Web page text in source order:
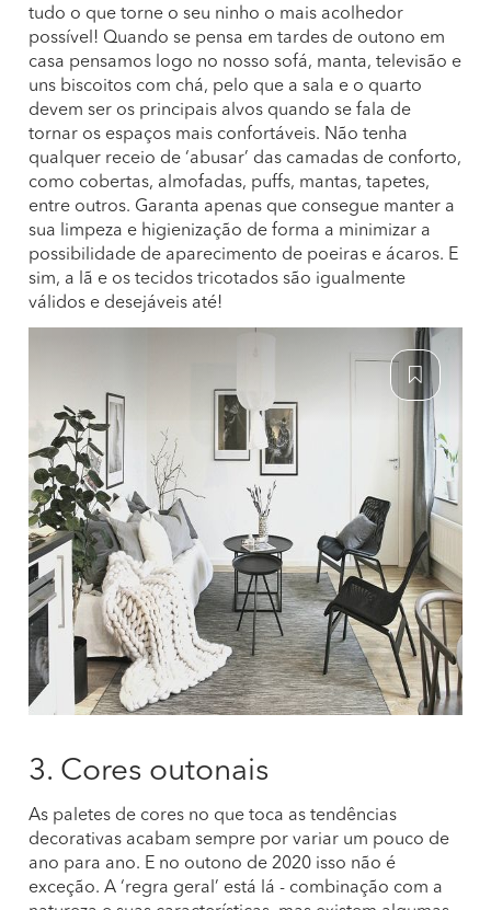
tudo o que torne o seu ninho o mais acolhedor
possível! Quando se pensa em tardes de outono em
casa pensamos logo no nosso sofá, manta, televisão e
uns biscoitos com chá, pelo que a sala e o quarto
devem ser os principais alvos quando se fala de
tornar os espaços mais confortáveis. Não tenha
qualquer receio de ‘abusar’ das camadas de conforto,
como cobertas, almofadas, puffs, mantas, tapetes,
entre outros. Garanta apenas que consegue manter a
sua limpeza e higienização de forma a minimizar a
possibilidade de aparecimento de poeiras e ácaros. E
sim, a lã e os tecidos tricotados são igualmente
válidos e desejáveis até!
3. Cores outonais
As paletes de cores no que toca as tendências
decorativas acabam sempre por variar um pouco de
ano para ano. E no outono de 2020 isso não é
exceção. A ‘regra geral’ está lá - combinação com a